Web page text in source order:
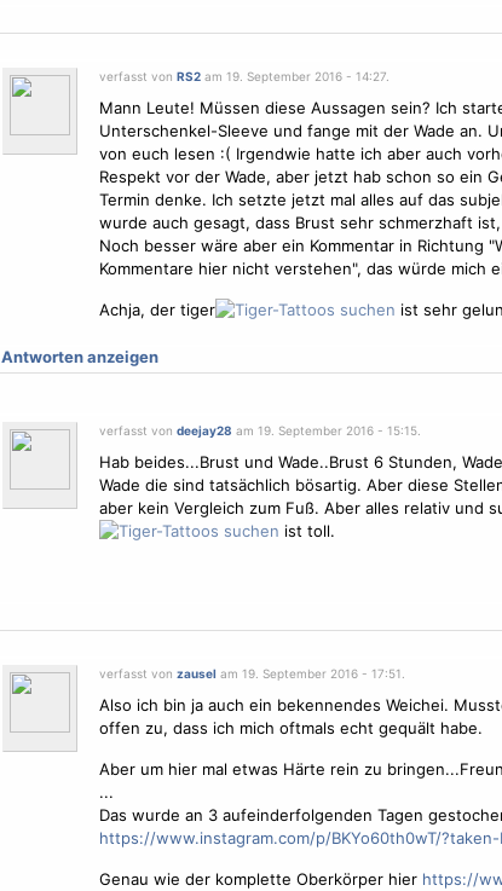
verfasst von RS2am 19. September 2016 - 14:27.
Mann Leute! Müssen diese Aussagen sein? Ich
Unterschenkel-Sleeve und fange mit der Wade an.
von euch lesen :( Irgendwie hatte ich aber auch
Respekt vor der Wade, aber jetzt hab schon so ein
Termin denke. Ich setzte jetzt mal alles auf das
wurde auch gesagt, dass Brust sehr schmerzhaft
Noch besser wäre aber ein Kommentar in Richtung
Kommentare hier nicht verstehen", das würde mich
Achja, der tiger ist sehr
Antworten anzeigen
verfasst von deejay28 am 19. September 2016 - 15:15.
Hab beides...Brust und Wade..Brust 6 Stunden,
Wade die sind tatsächlich bösartig. Aber diese
aber kein Vergleich zum Fuß. Aber alles relativ und
ist toll.
verfasst von zausel am 19. September 2016 - 17:51.
Also ich bin ja auch ein bekennendes Weichei.
offen zu, dass ich mich oftmals echt gequält habe.
Aber um hier mal etwas Härte rein zu
...
Das wurde an 3 aufeinderfolgenden Tagen
https://www.instagram.com/p/BKYo60th0wT/
Genau wie der komplette Oberkörper hier https://